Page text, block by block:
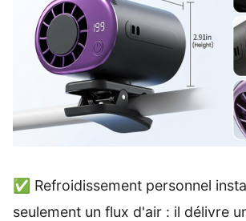
✅ Refroidissement personnel
seulement un flux d'air : il délivre